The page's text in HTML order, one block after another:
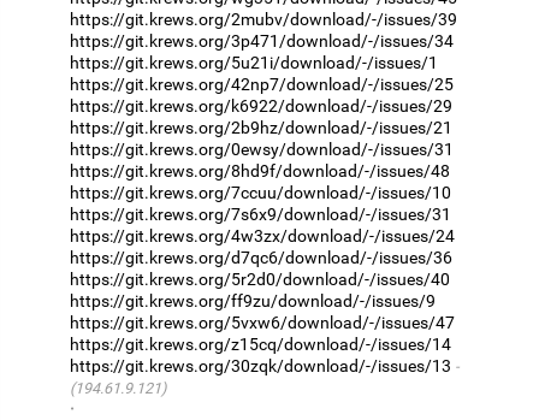
https://git.krews.org/2mubv/download/-/issues/39
https://git.krews.org/3p471/download/-/issues/34
https://git.krews.org/5u21i/download/-/issues/1
https://git.krews.org/42np7/download/-/issues/25
https://git.krews.org/k6922/download/-/issues/29
https://git.krews.org/2b9hz/download/-/issues/21
https://git.krews.org/0ewsy/download/-/issues/31
https://git.krews.org/8hd9f/download/-/issues/48
https://git.krews.org/7ccuu/download/-/issues/10
https://git.krews.org/7s6x9/download/-/issues/31
https://git.krews.org/4w3zx/download/-/issues/24
https://git.krews.org/d7qc6/download/-/issues/36
https://git.krews.org/5r2d0/download/-/issues/40
https://git.krews.org/ff9zu/download/-/issues/9
https://git.krews.org/5vxw6/download/-/issues/47
https://git.krews.org/z15cq/download/-/issues/14
https://git.krews.org/30zqk/download/-/issues/13
(194.61.9.121)
·